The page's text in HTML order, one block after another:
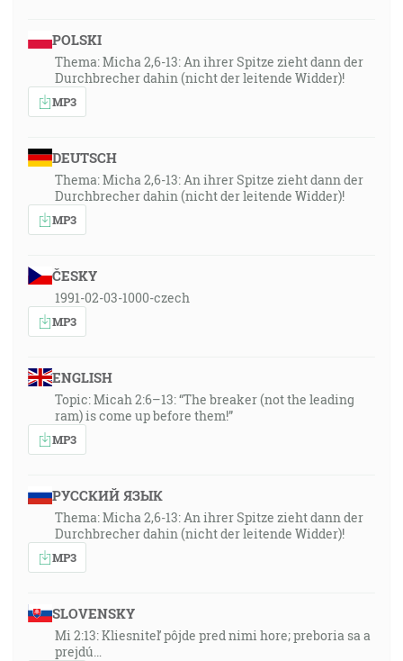
POLSKI
Thema: Micha 2,6-13: An ihrer Spitze zieht dann der
Durchbrecher dahin (nicht der leitende Widder)!
MP3
DEUTSCH
Thema: Micha 2,6-13: An ihrer Spitze zieht dann der
Durchbrecher dahin (nicht der leitende Widder)!
MP3
ČESKY
1991-02-03-1000-czech
MP3
ENGLISH
Topic: Micah 2:6–13: “The breaker (not the leading
ram) is come up before them!”
MP3
РУССКИЙ ЯЗЫК
Thema: Micha 2,6-13: An ihrer Spitze zieht dann der
Durchbrecher dahin (nicht der leitende Widder)!
MP3
SLOVENSKY
Mi 2:13: Kliesniteľ pôjde pred nimi hore; preboria sa a
prejdú…